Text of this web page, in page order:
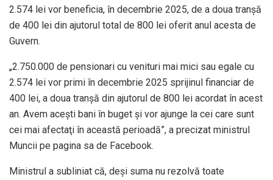
2.574 lei vor beneficia, în decembrie 2025, de a doua tranșă
de 400 lei din ajutorul total de 800 lei oferit anul acesta de
Guvern.
„2.750.000 de pensionari cu venituri mai mici sau egale cu
2.574 lei vor primi în decembrie 2025 sprijinul financiar de
400 lei, a doua tranşă din ajutorul de 800 lei acordat în acest
an. Avem aceşti bani în buget şi vor ajunge la cei care sunt
cei mai afectaţi în această perioadă”, a precizat ministrul
Muncii pe pagina sa de Facebook.
Ministrul a subliniat că, deși suma nu rezolvă toate